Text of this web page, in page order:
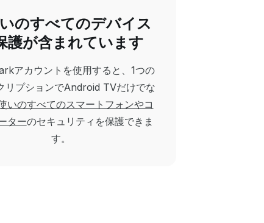
のすべてのデバイス
護が含まれています
アカウントを使用すると、1つの
リプションでAndroid TVだけでな
いのすべてのスマートフォンやコ
ターのセキュリティを保護できま
す。